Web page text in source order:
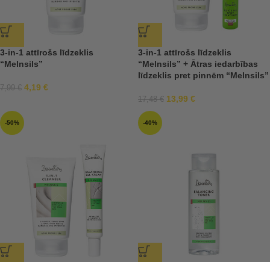
3-in-1 attīrošs līdzeklis
“Melnsils”
7,99€ 4,19 €
3-in-1 attīrošs līdzeklis
“Melnsils” + Ātras iedarbības
līdzeklis pret pinnēm “Melnsils”
17,48€ 13,99 €
-50% -40%